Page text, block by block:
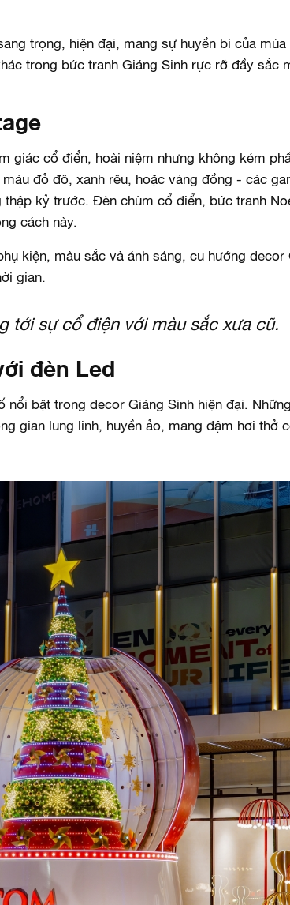
trọng, hiện đại, mang sự huyền bí của
trong bức tranh Giáng Sinh rực rỡ đầy sắc
giác cổ điển, hoài niệm nhưng không kém
đỏ đô, xanh rêu, hoặc vàng đồng - các
kỷ trước. Đèn chùm cổ điển, bức tranh
cách này.
kiện, màu sắc và ánh sáng, cu hướng decor
gian.
tới sự cổ điện với màu sắc xưa cũ.
đèn Led
bật trong decor Giáng Sinh hiện đại.
gian lung linh, huyền ảo, mang đậm hơi thở